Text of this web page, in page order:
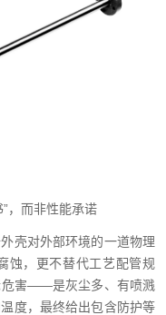
，而非性能承诺
壳对外部环境的一道物理
蚀，更不替代工艺配管规
危害——是灰尘多、有喷溅
度，最终给出包含防护等